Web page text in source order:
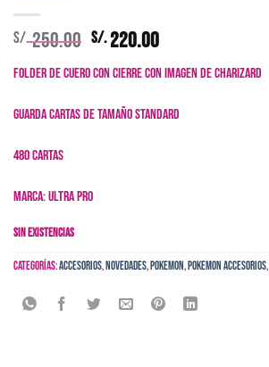
S/.250.00 El
precio
original
era:
S/. 250.00.
S/.220.00El
precio
actual
es:
S/. 220.00.
Folder de cuero con cierre con imagen de Charizard
Guarda cartas de tamaño standard
480 cartas
Marca: Ultra Pro
Sin existencias
Categorías:Accesorios,Novedades, Pokemon, Pokemon Accesorios,